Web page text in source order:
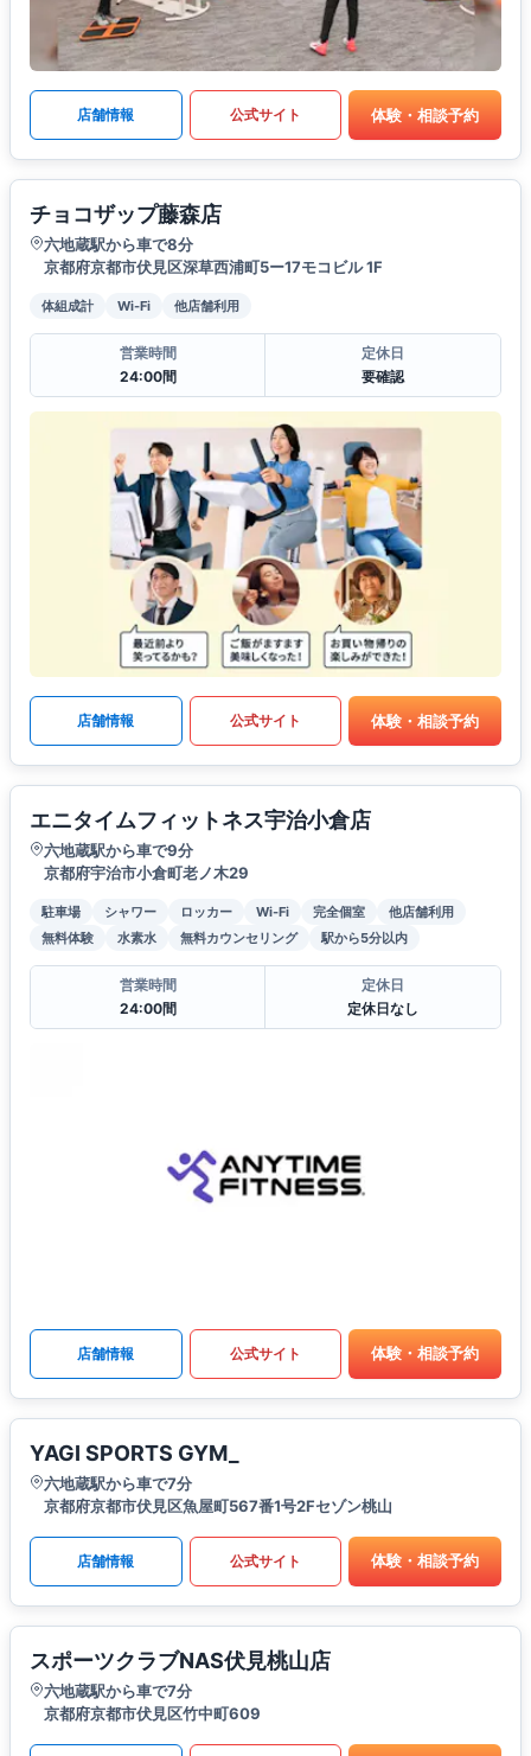
店舗情報 公式サイト 体験・相談予約
チョコザップ藤森店
六地蔵駅から車で8分
京都府京都市伏見区深草西浦町5ー17モコビル 1F
体組成計 Wi-Fi 他店舗利用
営業時間
24:00間
定休日
要確認
店舗情報 公式サイト 体験・相談予約
エニタイムフィットネス宇治小倉店
六地蔵駅から車で9分
京都府宇治市小倉町老ノ木29
駐車場 シャワー ロッカー Wi-Fi 完全個室
他店舗利用
無料体験
水素水 無料カウンセリング 駅から5分以内
営業時間
24:00間
定休日
定休日なし
店舗情報 公式サイト 体験・相談予約
YAGI SPORTS GYM_
六地蔵駅から車で7分
京都府京都市伏見区魚屋町567番1号2Fセゾン桃山
店舗情報 公式サイト 体験・相談予約
スポーツクラブNAS伏見桃山店
六地蔵駅から車で7分
京都府京都市伏見区竹中町609